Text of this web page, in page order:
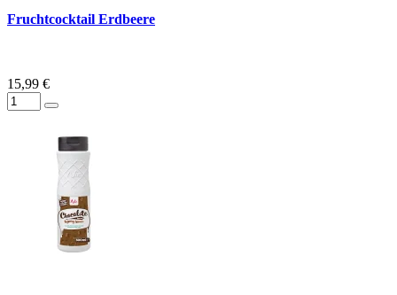
Fruchtcocktail Erdbeere
15,99 €